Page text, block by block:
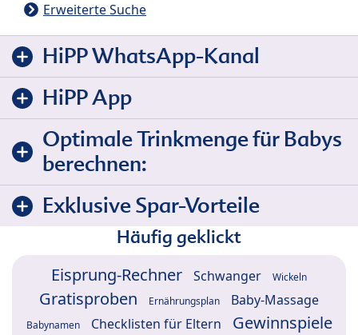
Erweiterte Suche
HiPP WhatsApp-Kanal
HiPP App
Optimale Trinkmenge für Babys
berechnen:
Exklusive Spar-Vorteile
Häufig geklickt
Eisprung-Rechner Schwanger Wickeln
Gratisproben Ernährungsplan Baby-Massage
Babynamen Checklisten für Eltern
Gewinnspiele